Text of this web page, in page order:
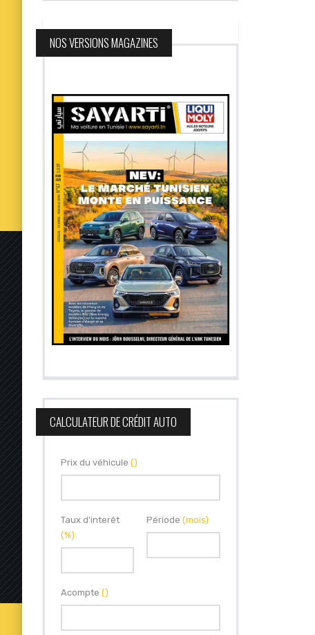
NOS VERSIONS MAGAZINES
CALCULATEUR DE CRÉDIT AUTO
Prix du véhicule ()
Taux d'interêt
(%)
Période(mois)
Acompte ()